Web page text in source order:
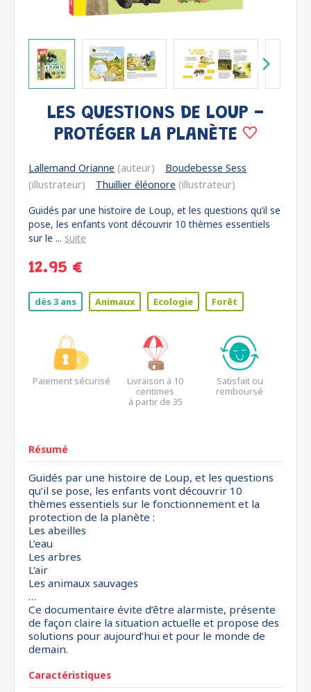
LES QUESTIONS DE LOUP -
PROTÉGER LA PLANÈTE
Lallemand Orianne (auteur)
Boudebesse Sess
(illustrateur)
Thuillier éléonore (illustrateur)
Guidés par une histoire de Loup, et les questions qu’il se
pose, les enfants vont découvrir 10 thèmes essentiels
sur le ... suite
12.95 €
dès 3 ans Animaux Ecologie Forêt
Paiement sécurisé
Livraison à 10
centimes
à partir de 35
Satisfait ou
remboursé
Résumé
Guidés par une histoire de Loup, et les questions
qu’il se pose, les enfants vont découvrir 10
thèmes essentiels sur le fonctionnement et la
protection de la planète :
Les abeilles
L’eau
Les arbres
L’air
Les animaux sauvages
…
Ce documentaire évite d’être alarmiste, présente
de façon claire la situation actuelle et propose des
solutions pour aujourd’hui et pour le monde de
demain.
Caractéristiques